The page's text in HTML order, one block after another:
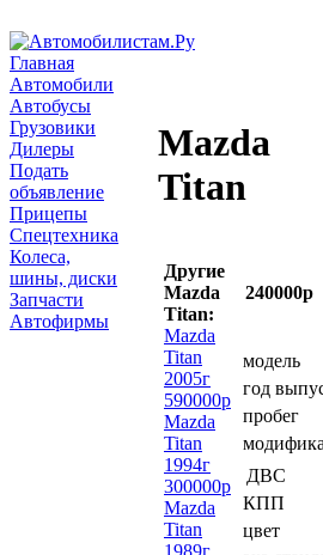
Главная
Автомобили
Автобусы
Грузовики
Дилеры
Подать
объявление
Прицепы
Спецтехника
Колеса,
шины, диски
Запчасти
Автофирмы
Mazda
Titan
Другие
Mazda
Titan:
Mazda
Titan
2005г
590000р
Mazda
Titan
1994г
300000р
Mazda
Titan
1989г
240000р
модель
год
пробег
ДВС
КПП
цвет